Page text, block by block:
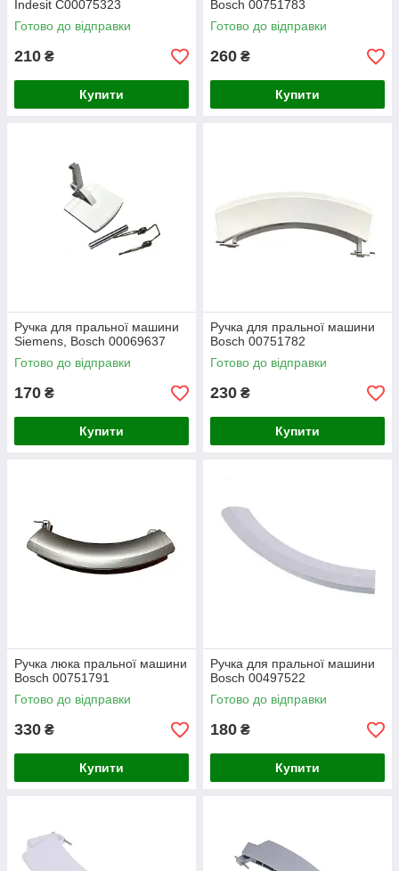
Indesit C00075323
Готово до відправки
210 ₴
Купити
Bosch 00751783
Готово до відправки
260 ₴
Купити
Ручка для пральної машини
Siemens, Bosch 00069637
Готово до відправки
170 ₴
Купити
Ручка для пральної машини
Bosch 00751782
Готово до відправки
230 ₴
Купити
Ручка люка пральної машини
Bosch 00751791
Готово до відправки
330 ₴
Купити
Ручка для пральної машини
Bosch 00497522
Готово до відправки
180 ₴
Купити